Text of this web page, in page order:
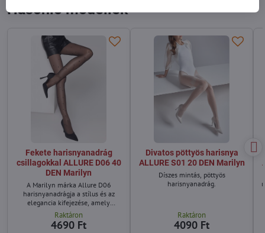
Hasonló modellek
Fekete harisnyanadrág
csillagokkal ALLURE D06 40
DEN Marilyn
A Marilyn márka Allure D06
harisnyanadrágja a stílus és az
elegancia kifejezése, amely
tökéletesen kiemeli a stílust.
Raktáron
4690 Ft
Divatos pöttyös harisnya
ALLURE S01 20 DEN Marilyn
Díszes mintás, pöttyös
harisnyanadrág.
Raktáron
4090 Ft